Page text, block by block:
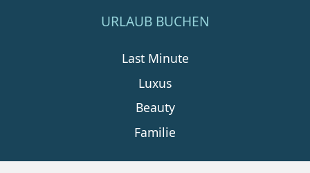
URLAUB BUCHEN
Last Minute
Luxus
Beauty
Familie